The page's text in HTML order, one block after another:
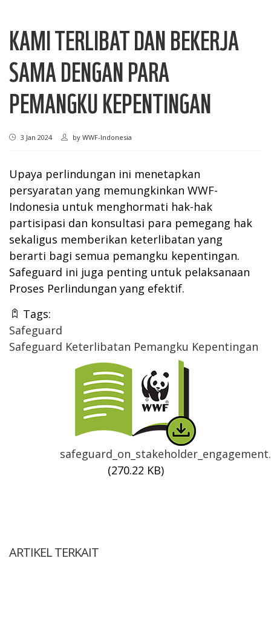
KAMI TERLIBAT DAN BEKERJA
SAMA DENGAN PARA
PEMANGKU KEPENTINGAN
3 Jan 2024 by WWF-Indonesia
Upaya perlindungan ini menetapkan
persyaratan yang memungkinkan WWF-
Indonesia untuk menghormati hak-hak
partisipasi dan konsultasi para pemegang hak
sekaligus memberikan keterlibatan yang
berarti bagi semua pemangku kepentingan.
Safeguard ini juga penting untuk pelaksanaan
Proses Perlindungan yang efektif.
Tags:
Safeguard
Safeguard Keterlibatan Pemangku Kepentingan
Thumbnail
(270.22 KB)
ARTIKEL TERKAIT